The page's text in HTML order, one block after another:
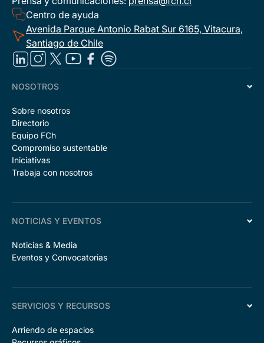
Centro de ayuda
Avenida Parque Antonio Rabat Sur 6165, Vitacura,
Santiago de Chile
NOSOTROS
Sobre nosotros
Directorio
Equipo FCh
Compromiso sustentable
Iniciativas
Trabaja con nosotros
NOTICIAS Y EVENTOS
Noticias & Media
Eventos y Convocatorias
SERVICIOS Y RECURSOS
Arriendo de espacios